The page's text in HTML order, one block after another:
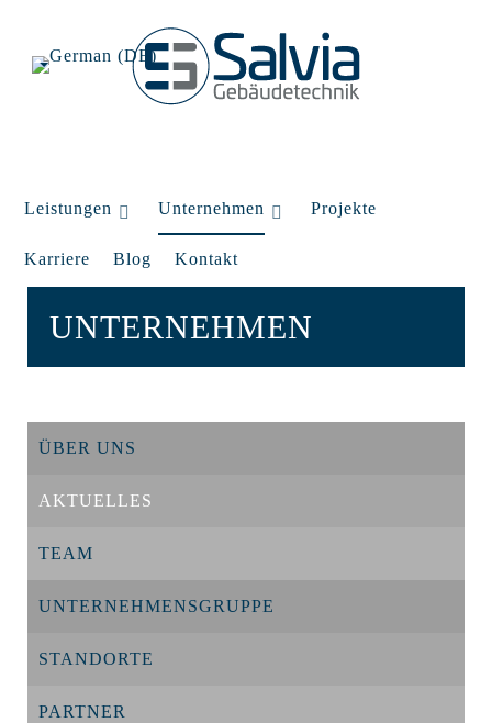
Leistungen Unternehmen Projekte
Karriere Blog Kontakt
UNTERNEHMEN
ÜBER UNS
AKTUELLES
TEAM
UNTERNEHMENSGRUPPE
STANDORTE
PARTNER